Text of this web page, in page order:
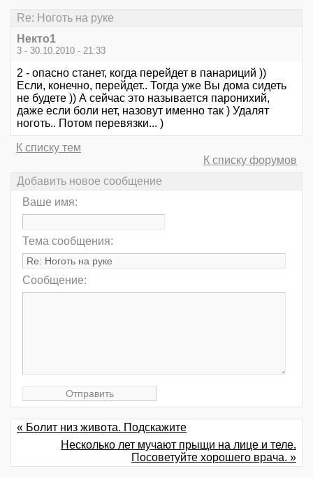
Re: Ноготь на руке
Некто1
3 - 30.10.2010 - 21:33
2 - опасно станет, когда перейдет в панариций ))
Если, конечно, перейдет.. Тогда уже Вы дома сидеть
не будете )) А сейчас это называется паронихий,
даже если боли нет, назовут именно так ) Удалят
ноготь.. Потом перевязки... )
К списку тем
К списку форумов
Добавить новое сообщение
Ваше имя:
Тема сообщения:
Сообщение:
« Болит низ живота. Подскажите
Несколько лет мучают прыщи на лице и теле.
Посоветуйте хорошего врача. »